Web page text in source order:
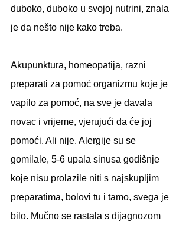
duboko, duboko u svojoj nutrini, znala
je da nešto nije kako treba.
Akupunktura, homeopatija, razni
preparati za pomoć organizmu koje je
vapilo za pomoć, na sve je davala
novac i vrijeme, vjerujući da će joj
pomoći. Ali nije. Alergije su se
gomilale, 5-6 upala sinusa godišnje
koje nisu prolazile niti s najskupljim
preparatima, bolovi tu i tamo, svega je
bilo. Mučno se rastala s dijagnozom